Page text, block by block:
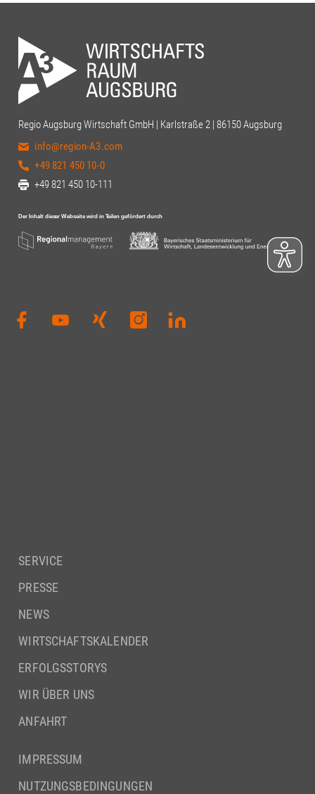
Regio Augsburg Wirtschaft GmbH | Karlstraße 2 | 86150 Augsburg
info@region-A3.com
+49 821 450 10-0
+49 821 450 10-111
SERVICE
PRESSE
NEWS
WIRTSCHAFTSKALENDER
ERFOLGSSTORYS
WIR ÜBER UNS
ANFAHRT
IMPRESSUM
NUTZUNGSBEDINGUNGEN